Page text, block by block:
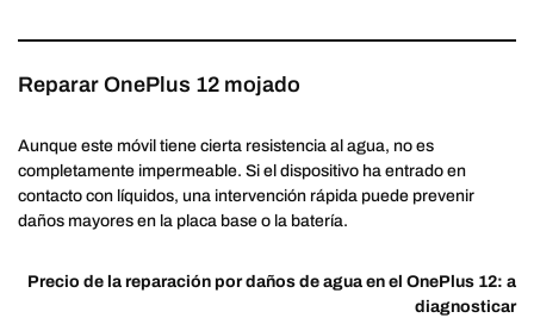
Reparar OnePlus 12 mojado
Aunque este móvil tiene cierta resistencia al agua, no es
completamente impermeable. Si el dispositivo ha entrado en
contacto con líquidos, una intervención rápida puede prevenir
daños mayores en la placa base o la batería.
Precio de la reparación por daños de agua en el OnePlus 12: a
diagnosticar